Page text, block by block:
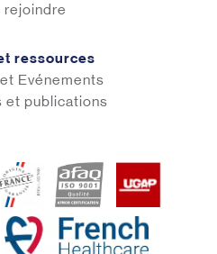
rejoindre
ressources
Evénements
et publications